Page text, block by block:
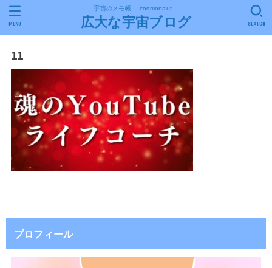
宇宙のメモ帳 ―cosmonaut―
広大な宇宙ブログ SEARCH
MENU
11
プロフィール